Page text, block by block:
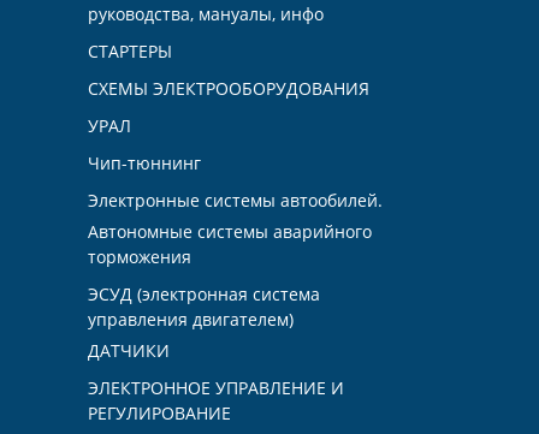
руководства, мануалы, инфо
СТАРТЕРЫ
СХЕМЫ ЭЛЕКТРООБОРУДОВАНИЯ
УРАЛ
Чип-тюннинг
Электронные системы автообилей.
Автономные системы аварийного
торможения
ЭСУД (электронная система
управления двигателем)
ДАТЧИКИ
ЭЛЕКТРОННОЕ УПРАВЛЕНИЕ И
РЕГУЛИРОВАНИЕ